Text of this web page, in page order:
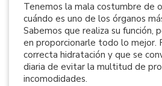
Tenemos la mala costumbre de
cuándo es uno de los órganos
Sabemos que realiza su función,
en proporcionarle todo lo mejor.
correcta hidratación y que se
diaria de evitar la multitud de
incomodidades.